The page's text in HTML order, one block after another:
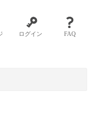
ログイン FAQ